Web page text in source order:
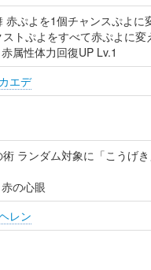
赤ぷよを1個チャンスぷよに
トぷよをすべて赤ぷよに変
属性体力回復UP Lv.1
エデ
術 ランダム対象に「こうげ
の心眼
レン